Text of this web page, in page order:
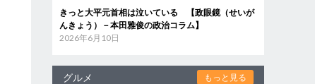
きっと大平元首相は泣いている 【政眼鏡（せいが
んきょう）－本田雅俊の政治コラム】
2026年6月10日
グルメ もっと見る